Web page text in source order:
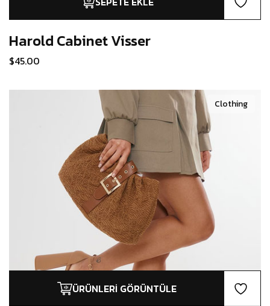
Harold CabinetVisser
$45.00
ÜRÜNLERI GÖRÜNTÜLE
Clothing